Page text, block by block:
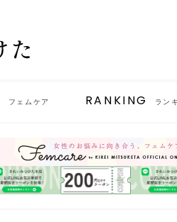
フェムケア RANKING ラン